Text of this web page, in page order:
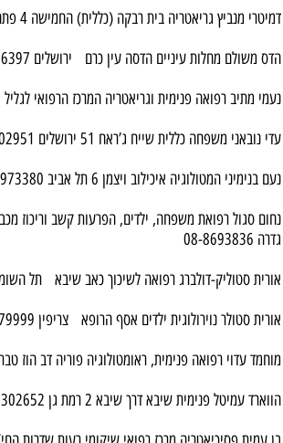
דמיטרי מנביץ גריאטריה בית רבקה (כללית) החמישה 4 פתח תקווה 03-9373831
הדס משולם מחלות עיניים הדסה עין כרם ירושלים 02-6776397
נעמי מתיב רפואה פנימית וגריאטריה המרכז הרפואי לגליל נהריה
עדי נובאני משפחה כללית שייח ג’ראח 51 ירושלים 02-6702951
נעם בנימיני המטולוגיה איכילוב ויצמן 6 תל אביב 03-6973380
גדרה 08-8693836
אורית סטוליק-דולברג רפואה לשיכוך כאב שיבא תל השומר 03-
אורית סטולר נוירולוגית ילדים אסף הרופא צריפין 08-9779999
מוחמד עדוי רפואה פנימית, ראומטולוגיה פוריה דב הוז טבריה 04-
הווארד עמיטל פנימית שיבא דרך שיבא 2 רמת גן 03-5302652